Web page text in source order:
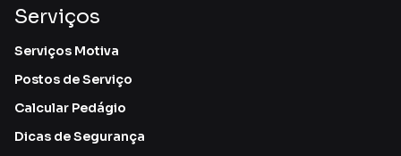
Serviços
Serviços Motiva
Postos de Serviço
Calcular Pedágio
Dicas de Segurança